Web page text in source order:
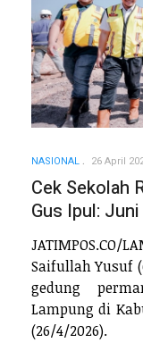
NASIONAL 26 April
Cek Sekolah
Gus Ipul:
JATIMPOS.CO/
Saifullah Yusuf
gedung
Lampung di
(26/4/2026).